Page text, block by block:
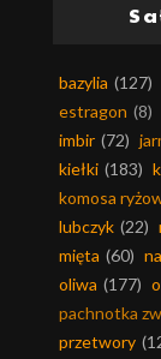
bazylia (127)
estragon (8)
imbir (72)
kiełki (183)
komosa
lubczyk (22)
mięta (60)
oliwa (177)
pachnotka
przetwory